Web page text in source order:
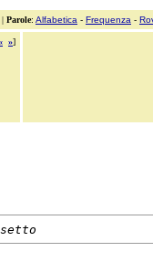
| Parole: Alfabetica - Frequenza -
»]